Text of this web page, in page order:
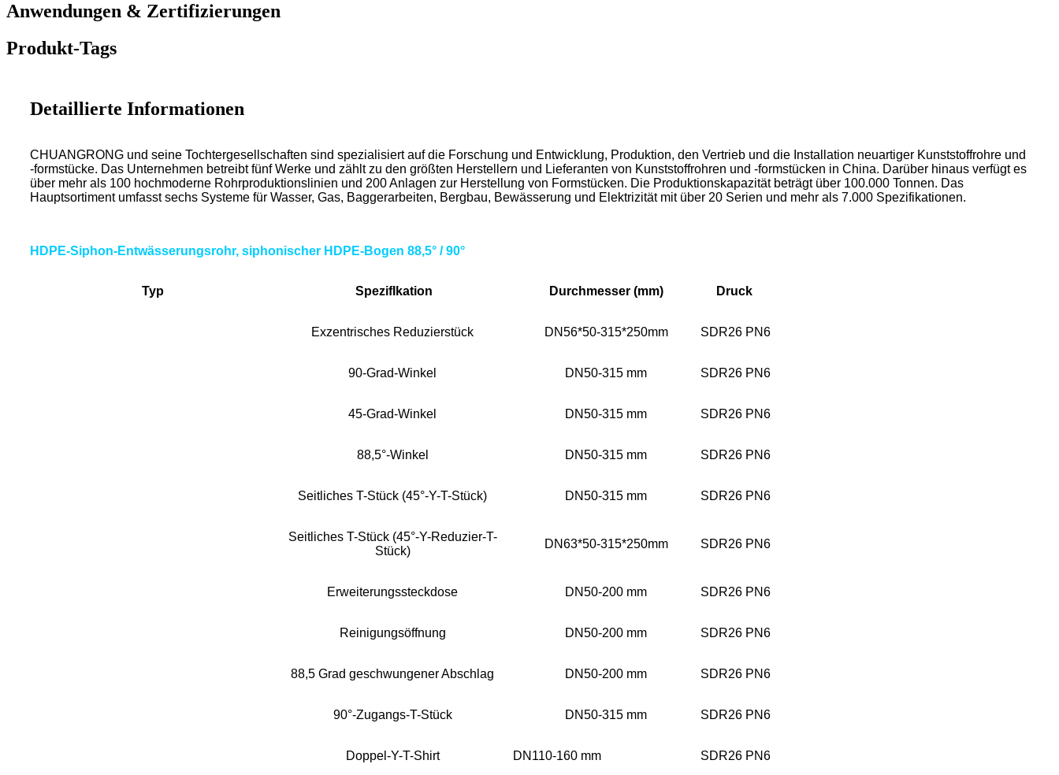
Anwendungen & Zertifizierungen
Produkt-Tags
Detaillierte Informationen
CHUANGRONG und seine Tochtergesellschaften sind spezialisiert auf die Forschung und Entwicklung, Produktion, den Vertrieb und die Installation neuartiger Kunststoffrohre und
-formstücke. Das Unternehmen betreibt fünf Werke und zählt zu den größten Herstellern und Lieferanten von Kunststoffrohren und -formstücken in China. Darüber hinaus verfügt es
über mehr als 100 hochmoderne Rohrproduktionslinien und 200 Anlagen zur Herstellung von Formstücken. Die Produktionskapazität beträgt über 100.000 Tonnen. Das
Hauptsortiment umfasst sechs Systeme für Wasser, Gas, Baggerarbeiten, Bergbau, Bewässerung und Elektrizität mit über 20 Serien und mehr als 7.000 Spezifikationen.
HDPE-Siphon-Entwässerungsrohr, siphonischer HDPE-Bogen 88,5° / 90°
Typ SpezifIkation Durchmesser (mm) Druck
Exzentrisches Reduzierstück DN56*50-315*250mm SDR26 PN6
90-Grad-Winkel DN50-315 mm SDR26 PN6
45-Grad-Winkel DN50-315 mm SDR26 PN6
88,5°-Winkel DN50-315 mm SDR26 PN6
Seitliches T-Stück (45°-Y-T-Stück) DN50-315 mm SDR26 PN6
Seitliches T-Stück (45°-Y-Reduzier-T-
Stück)
DN63*50-315*250mm SDR26 PN6
Erweiterungssteckdose DN50-200 mm SDR26 PN6
Reinigungsöffnung DN50-200 mm SDR26 PN6
88,5 Grad geschwungener Abschlag DN50-200 mm SDR26 PN6
90°-Zugangs-T-Stück DN50-315 mm SDR26 PN6
Doppel-Y-T-Shirt DN110-160 mm SDR26 PN6